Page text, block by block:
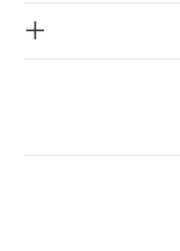
التغيير
الخامات: